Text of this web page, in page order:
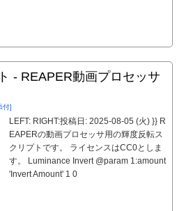
- REAPER動画プロセッサ
付]
LEFT: RIGHT:投稿日: 2025-08-05 (火) }} R
EAPERの動画プロセッサ用の輝度反転ス
クリプトです。 ライセンスはCC0としま
す。 Luminance Invert @param 1:amount
'Invert Amount' 1 0